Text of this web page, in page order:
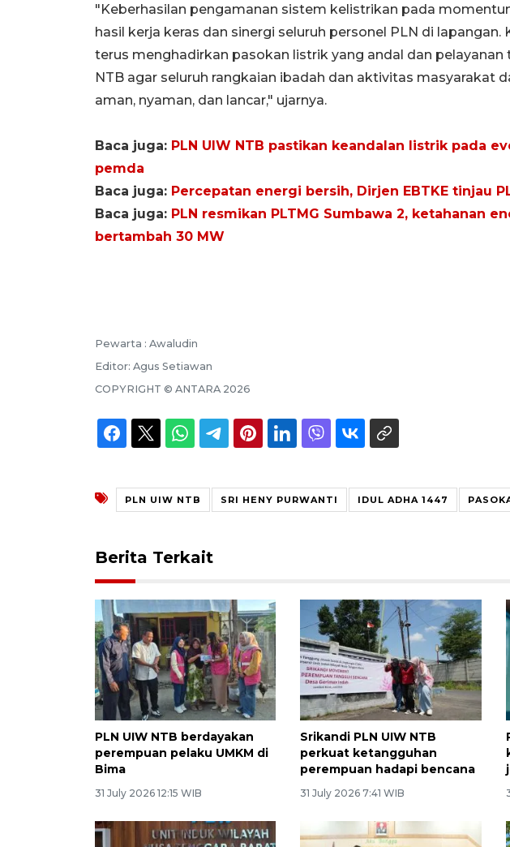
"Keberhasilan pengamanan sistem kelistrikan pada
hasil kerja keras dan sinergi seluruh personel PLN di
terus menghadirkan pasokan listrik yang andal dan
NTB agar seluruh rangkaian ibadah dan aktivitas masyarakat
aman, nyaman, dan lancar," ujarnya.
Baca juga: PLN UIW NTB pastikan keandalan listrik pada
pemda
Baca juga: Percepatan energi bersih, Dirjen EBTKE tinjau
Baca juga: PLN resmikan PLTMG Sumbawa 2, ketahanan
bertambah 30 MW
Pewarta : Awaludin
Editor: Agus Setiawan
COPYRIGHT © ANTARA 2026
PLN UIW NTB SRI HENY PURWANTI IDUL ADHA 1447
Berita Terkait
PLN UIW NTB berdayakan
perempuan pelaku UMKM di
Bima
31 July 2026 12:15 WIB
Srikandi PLN UIW NTB
perkuat ketangguhan
perempuan hadapi bencana
31 July 2026 7:41 WIB
Sidang
laki